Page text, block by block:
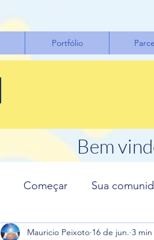
Portfólio
Bem
Começar Sua
Mauricio Peixoto 16 de jun. 3